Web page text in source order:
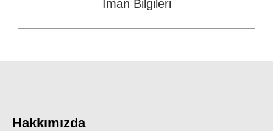
Next
İman Bilgileri
Hakkımızda